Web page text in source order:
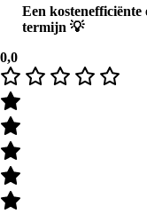
Een
termijn 💡
0,0